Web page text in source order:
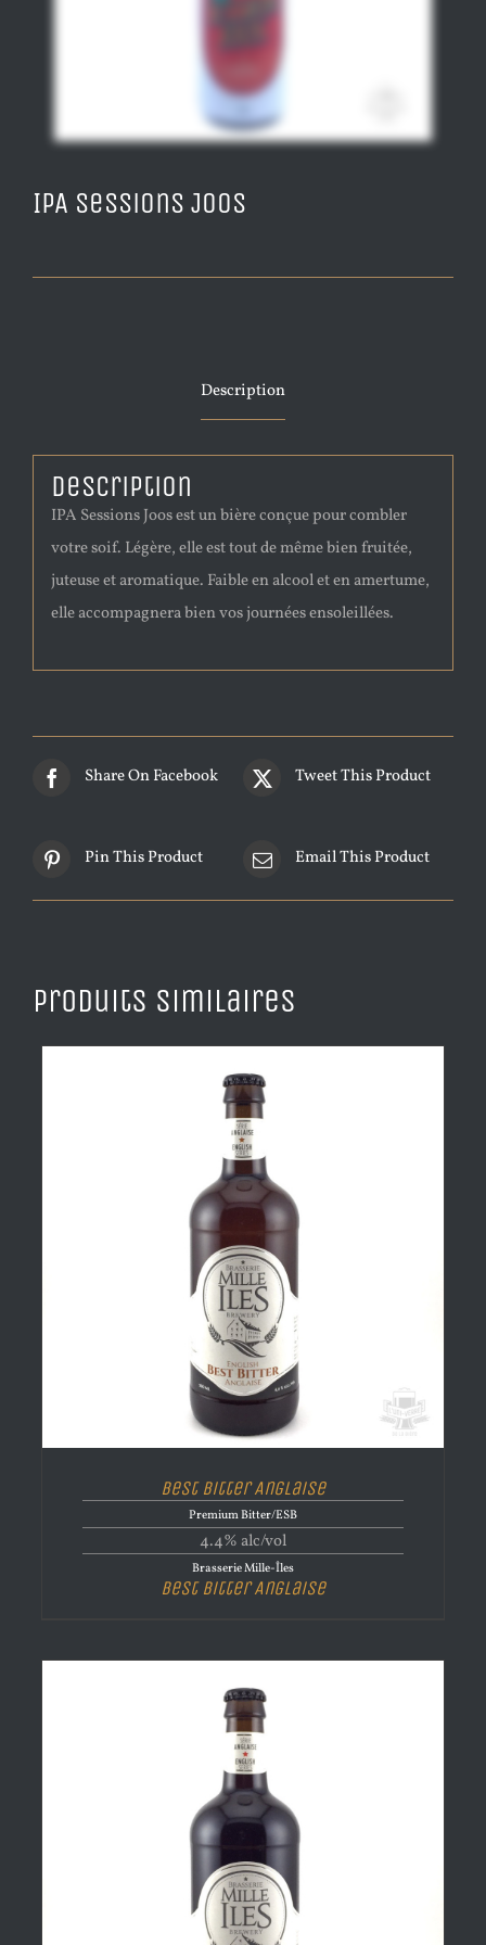
IPA Sessions Joos
Description
Description
IPA Sessions Joos est un bière conçue pour combler
votre soif. Légère, elle est tout de même bien fruitée,
juteuse et aromatique. Faible en alcool et en amertume,
elle accompagnera bien vos journées ensoleillées.
Share On Facebook Tweet This Product
Pin This Product Email This Product
Produits similaires
Best Bitter Anglaise
Premium Bitter/ESB
4.4% alc/vol
Brasserie Mille-Îles
Best Bitter Anglaise